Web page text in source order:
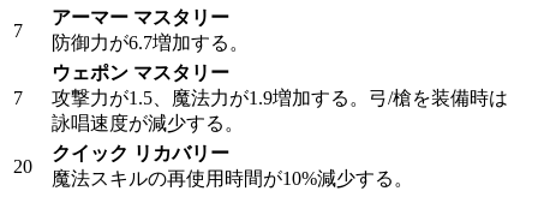
7
アーマー マスタリー
防御力が6.7増加する。
7
ウェポン マスタリー
攻撃力が1.5、魔法力が1.9増加する。弓/槍を装備時は
詠唱速度が減少する。
20
クイック リカバリー
魔法スキルの再使用時間が10%減少する。